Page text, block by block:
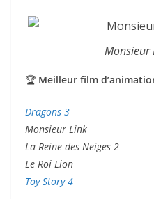
Monsieur
🏆 Meilleur film
Dragons 3
Monsieur Link
La Reine des Neiges 2
Le Roi Lion
Toy Story 4